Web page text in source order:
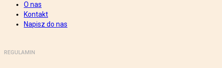
O nas
Kontakt
Napisz do nas
REGULAMIN